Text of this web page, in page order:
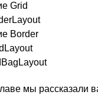
Grid
Border
мы рассказали